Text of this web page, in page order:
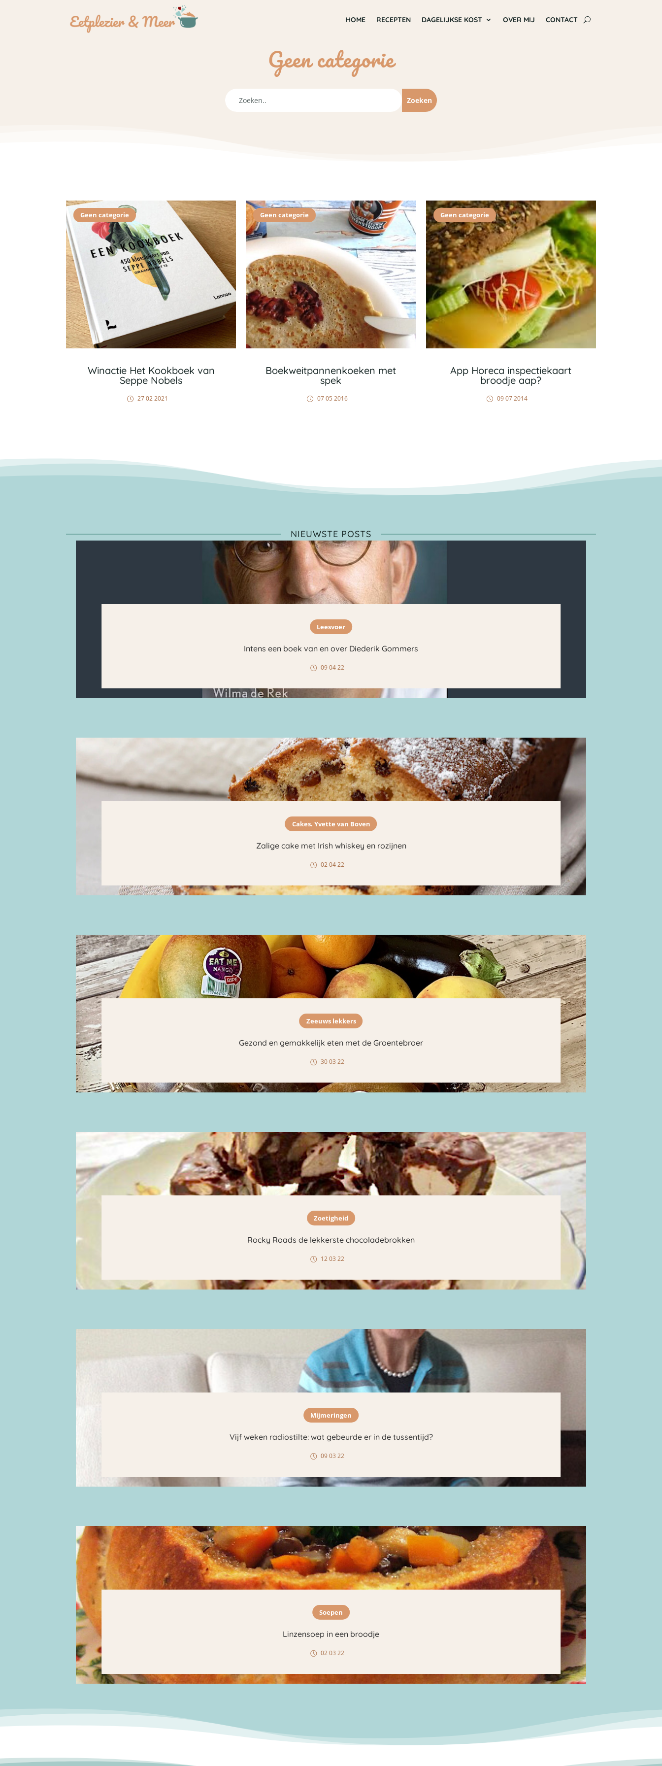
HOME RECEPTEN DAGELIJKSE KOST OVER MIJ CONTACT
Geen categorie
Geen categorie
Winactie Het Kookboek van
Seppe Nobels
27 02 2021
Geen categorie
Boekweitpannenkoeken met
spek
07 05 2016
Geen categorie
App Horeca inspectiekaart
broodje aap?
09 07 2014
NIEUWSTE POSTS
Leesvoer
Intens een boek van en over Diederik Gommers
09 04 22
Cakes, Yvette van Boven
Zalige cake met Irish whiskey en rozijnen
02 04 22
Zeeuws lekkers
Gezond en gemakkelijk eten met de Groentebroer
30 03 22
Zoetigheid
Rocky Roads de lekkerste chocoladebrokken
12 03 22
Mijmeringen
Vijf weken radiostilte: wat gebeurde er in de tussentijd?
09 03 22
Soepen
Linzensoep in een broodje
02 03 22